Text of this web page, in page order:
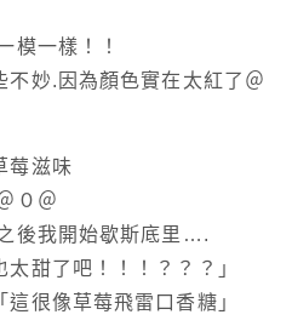
模一樣！！
不妙.因為顏色實在太紅了＠
莓滋味
０＠
後我開始歇斯底里….
甜了吧！！！？？？」
很像草莓飛雷口香糖」